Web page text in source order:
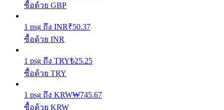
Launchpool
ซื้อด้วย GBP
1 psg ถึง INR₹50.37
ซื้อด้วย INR
1 psg ถึง TRY₺25.25
ซื้อด้วย TRY
1 psg ถึง KRW₩745.67
ซื้อด้วย KRW